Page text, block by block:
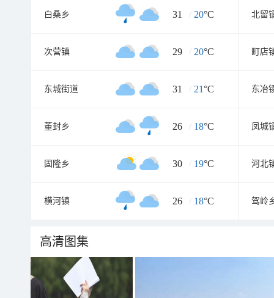
白桑乡 31 / 20°C 北留
次营镇 29 / 20°C 町店
东城街道 31 / 21°C 东冶
董封乡 26 / 18°C 凤城
固隆乡 30 / 19°C 河北
横河镇 26 / 18°C 驾岭
高清图集